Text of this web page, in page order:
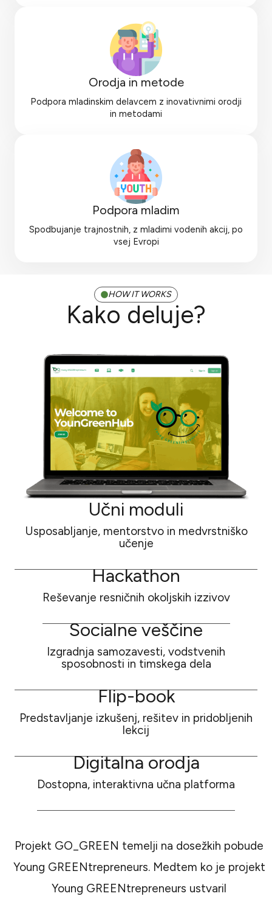
Orodja in metode
Podpora mladinskim delavcem z inovativnimi orodji
in metodami
Podpora mladim
Spodbujanje trajnostnih, z mladimi vodenih akcij, po
vsej Evropi
HOW IT WORKS
Kako deluje?
Učni moduli
Usposabljanje, mentorstvo in medvrstniško
učenje
Hackathon
Reševanje resničnih okoljskih izzivov
Socialne veščine
Izgradnja samozavesti, vodstvenih
sposobnosti in timskega dela
Flip-book
Predstavljanje izkušenj, rešitev in pridobljenih
lekcij
Digitalna orodja
Dostopna, interaktivna učna platforma
Projekt GO_GREEN temelji na dosežkih pobude
Young GREENtrepreneurs. Medtem ko je projekt
Young GREENtrepreneurs ustvaril